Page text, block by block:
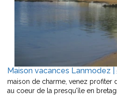
Maison vacances Lanmodez |
maison de charme, venez profiter
au coeur de la presqu'île en